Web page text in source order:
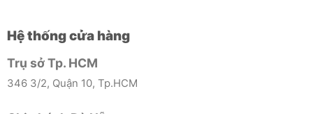
Hệ thống cửa hàng
Trụ sở Tp. HCM
346 3/2, Quận 10, Tp.HCM